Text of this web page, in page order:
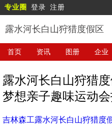
专业圈 登录 注册
露水河长白山狩猎度假区
首页 资讯 图册 企业
露水河长白山狩猎
梦想亲子趣味运动
吉林森工露水河长白山狩猎度